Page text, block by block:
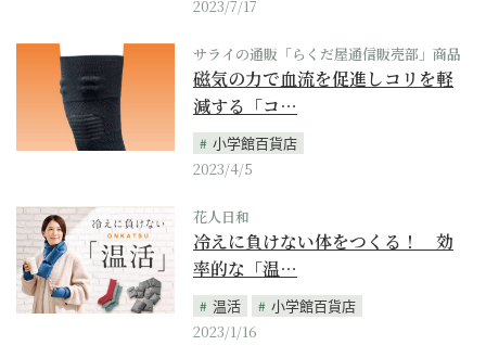
2023/7/17
サライの通販「らくだ屋通信販売部」商品
磁気の力で血流を促進しコリを軽
減する「コ…
小学館百貨店
2023/4/5
花人日和
冷えに負けない体をつくる！ 効
率的な「温…
温活
小学館百貨店
2023/1/16